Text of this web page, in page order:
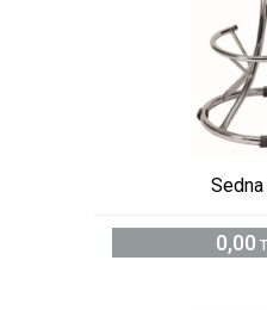
Sedna
0,00